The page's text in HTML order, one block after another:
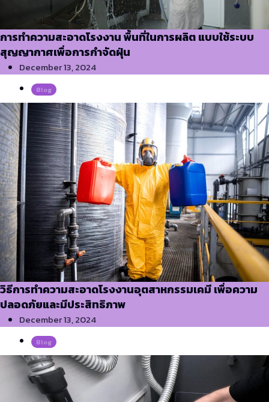
การทำความสะอาดโรงงาน พื้นที่ในการผลิต แบบใช้ระบบ
สุญญากาศเพื่อการกำจัดฝุ่น
December 13, 2024
Blog
วิธีการทำความสะอาดโรงงานอุตสาหกรรมเคมี เพื่อความ
ปลอดภัยและมีประสิทธิภาพ
December 13, 2024
Blog